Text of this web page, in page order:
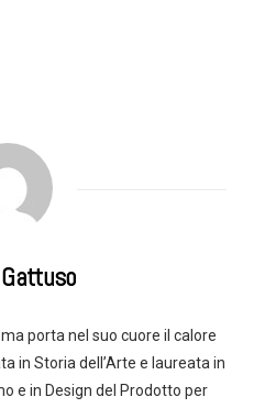
porta nel suo cuore il calore
in Storia dell’Arte e laureata in
e in Design del Prodotto per